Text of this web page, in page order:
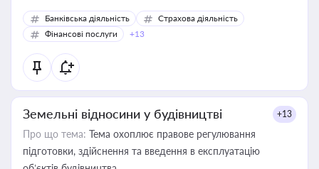
Банківська діяльність
Страхова діяльність
Фінансові послуги
+13
Земельні відносини у будівництві +13
Про що тема: Тема охоплює правове регулювання
підготовки, здійснення та введення в експлуатацію